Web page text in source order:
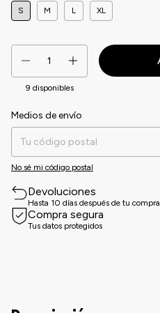
S M L XL
9 disponibles
Entregas para el CP:
Medios de envío
No sé mi código postal
Devoluciones
Hasta 10 días después de tu compra
Compra segura
Tus datos protegidos